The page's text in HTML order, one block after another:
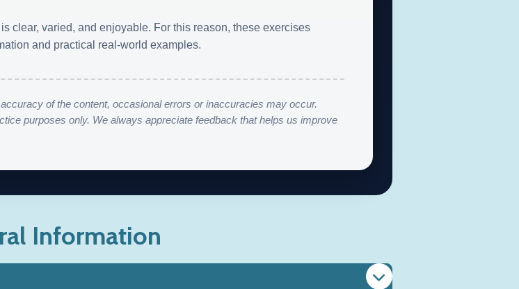
clear, varied, and enjoyable. For this reason, these exercises
and practical real-world examples.
of the content, occasional errors or inaccuracies may occur.
purposes only. We always appreciate feedback that helps us improve
Information